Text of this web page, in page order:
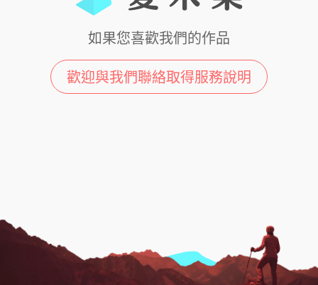
如果您喜歡我們的作品
歡迎與我們聯絡取得服務說明